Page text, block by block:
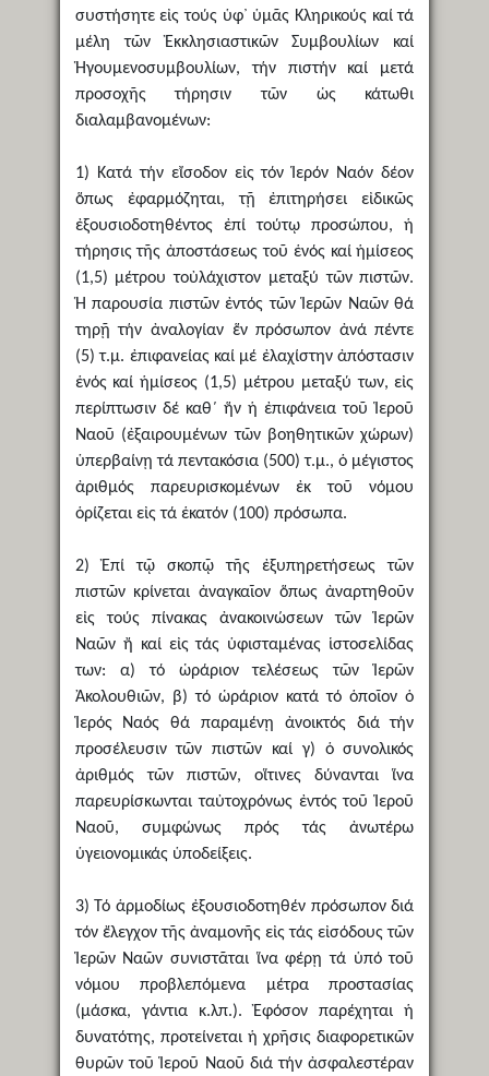
συστήσητε εἰς τούς ὑφ᾿ ὑμᾶς Κληρικούς καί τά
μέλη τῶν Ἐκκλησιαστικῶν Συμβουλίων καί
Ἡγουμενοσυμβουλίων, τήν πιστήν καί μετά
προσοχῆς τήρησιν τῶν ὡς κάτωθι
διαλαμβανομένων:
1) Κατά τήν εἴσοδον εἰς τόν Ἱερόν Ναόν δέον
ὅπως ἐφαρμόζηται, τῇ ἐπιτηρήσει εἰδικῶς
ἐξουσιοδοτηθέντος ἐπί τούτῳ προσώπου, ἡ
τήρησις τῆς ἀποστάσεως τοῦ ἑνός καί ἡμίσεος
(1,5) μέτρου τοὐλάχιστον μεταξύ τῶν πιστῶν.
Ἡ παρουσία πιστῶν ἐντός τῶν Ἱερῶν Ναῶν θά
τηρῇ τήν ἀναλογίαν ἕν πρόσωπον ἀνά πέντε
(5) τ.μ. ἐπιφανείας καί μέ ἐλαχίστην ἀπόστασιν
ἑνός καί ἡμίσεος (1,5) μέτρου μεταξύ των, εἰς
περίπτωσιν δέ καθ΄ ἥν ἡ ἐπιφάνεια τοῦ Ἱεροῦ
Ναοῦ (ἐξαιρουμένων τῶν βοηθητικῶν χώρων)
ὑπερβαίνῃ τά πεντακόσια (500) τ.μ., ὁ μέγιστος
ἀριθμός παρευρισκομένων ἐκ τοῦ νόμου
ὁρίζεται εἰς τά ἑκατόν (100) πρόσωπα.
2) Ἐπί τῷ σκοπῷ τῆς ἐξυπηρετήσεως τῶν
πιστῶν κρίνεται ἀναγκαῖον ὅπως ἀναρτηθοῦν
εἰς τούς πίνακας ἀνακοινώσεων τῶν Ἱερῶν
Ναῶν ἤ καί εἰς τάς ὑφισταμένας ἱστοσελίδας
των: α) τό ὡράριον τελέσεως τῶν Ἱερῶν
Ἀκολουθιῶν, β) τό ὡράριον κατά τό ὁποῖον ὁ
Ἱερός Ναός θά παραμένῃ ἀνοικτός διά τήν
προσέλευσιν τῶν πιστῶν καί γ) ὁ συνολικός
ἀριθμός τῶν πιστῶν, οἵτινες δύνανται ἵνα
παρευρίσκωνται ταὐτοχρόνως ἐντός τοῦ Ἱεροῦ
Ναοῦ, συμφώνως πρός τάς ἀνωτέρω
ὑγειονομικάς ὑποδείξεις.
3) Τό ἁρμοδίως ἐξουσιοδοτηθέν πρόσωπον διά
τόν ἔλεγχον τῆς ἀναμονῆς εἰς τάς εἰσόδους τῶν
Ἱερῶν Ναῶν συνιστᾶται ἵνα φέρῃ τά ὑπό τοῦ
νόμου προβλεπόμενα μέτρα προστασίας
(μάσκα, γάντια κ.λπ.). Ἐφόσον παρέχηται ἡ
δυνατότης, προτείνεται ἡ χρῆσις διαφορετικῶν
θυρῶν τοῦ Ἱεροῦ Ναοῦ διά τήν ἀσφαλεστέραν